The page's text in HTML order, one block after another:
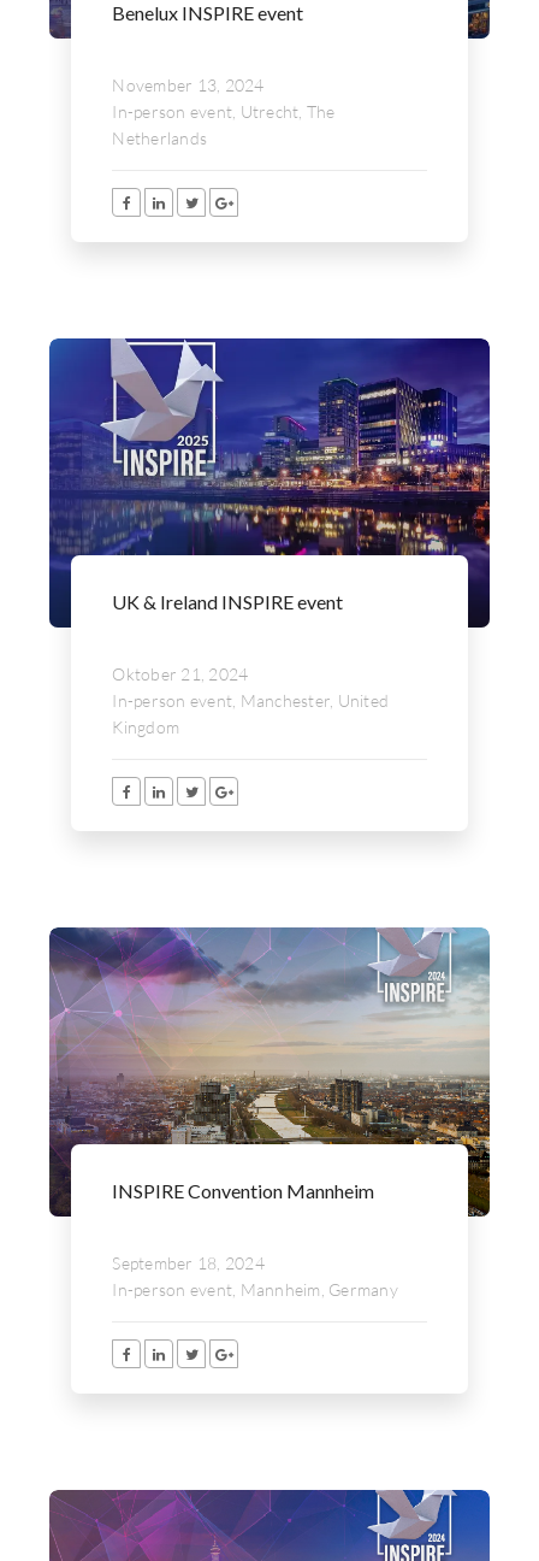
Benelux INSPIRE event
November 13, 2024
In-person event, Utrecht, The
Netherlands
UK & Ireland INSPIRE event
Oktober 21, 2024
In-person event, Manchester, United
Kingdom
INSPIRE Convention Mannheim
September 18, 2024
In-person event, Mannheim, Germany